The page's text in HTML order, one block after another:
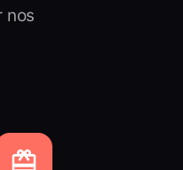
nos